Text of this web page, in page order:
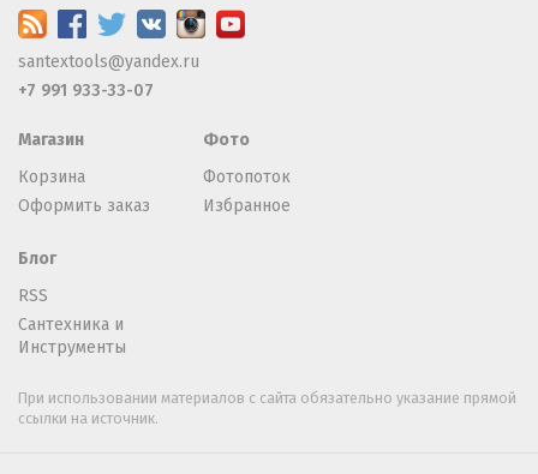
santextools@yandex.ru
+7 991 933-33-07
Магазин
Корзина
Оформить заказ
Фото
Фотопоток
Избранное
Блог
RSS
Сантехника и
Инструменты
При использовании материалов с сайта обязательно указание прямой
ссылки на источник.